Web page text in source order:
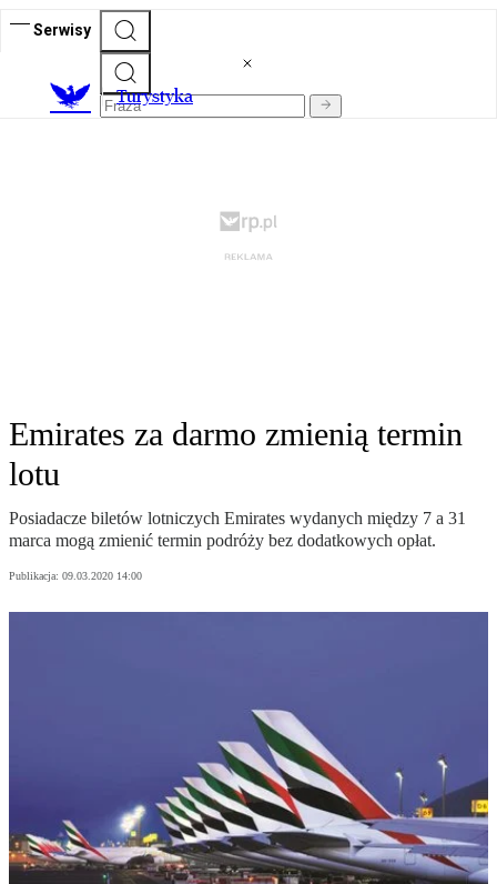
Serwisy
Turystyka
Emirates za darmo zmienią termin
lotu
Posiadacze biletów lotniczych Emirates wydanych między 7 a 31
marca mogą zmienić termin podróży bez dodatkowych opłat.
Publikacja: 09.03.2020 14:00